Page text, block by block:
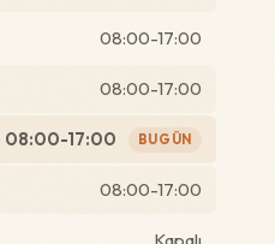
08:00-17:00
08:00-17:00
08:00-17:00 BUGÜN
08:00-17:00